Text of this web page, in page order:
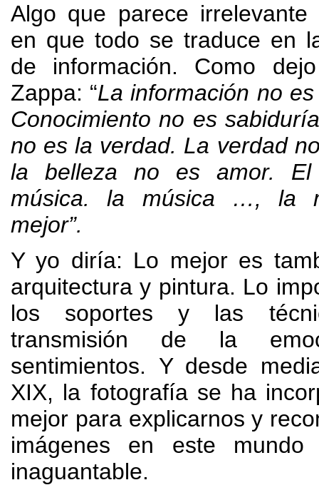
Algo que parece
en que todo se traduce en
de información. Como
Zappa: “La información no
Conocimiento no es
no es la verdad. La verdad
la belleza no es amor.
música.la música …,la
mejor”.
Y yo diría: Lo mejor es
arquitectura y pintura. Lo
los soportes y las
transmisión de la
sentimientos. Y desde
XIX, la fotografía se ha
mejor para explicarnos y
imágenes en este mundo
inaguantable.